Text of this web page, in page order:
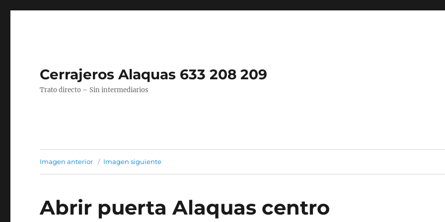
Cerrajeros Alaquas 633 208 209
Trato directo – Sin intermediarios
Imagen anterior Imagen siguiente
Abrir puerta Alaquas centro